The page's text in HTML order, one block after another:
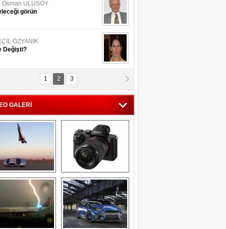
Osman ULUSOY
görün
ÖZYANIK
Değişti?
KÖYATASI
Vatan !
1 2 3
GALERİ
Savaş uçağı
pilotundan
muhteşem gösteri
Sony Alpha 7R II ön
inceleme